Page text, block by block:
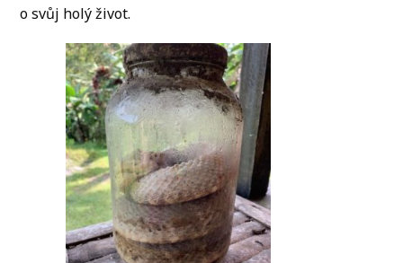
o svůj holý život.